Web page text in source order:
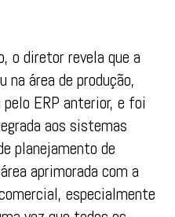
o diretor revela que a
na área de produção,
ERP anterior, e foi
aos sistemas
planejamento de
aprimorada com a
especialmente